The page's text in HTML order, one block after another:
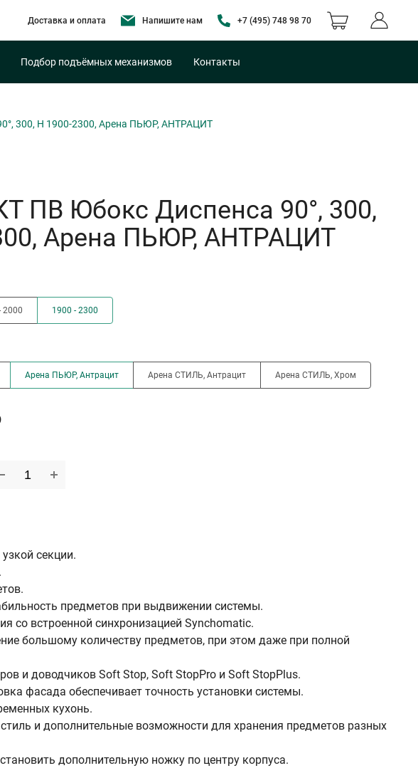
Доставка и оплата Напишите нам +7 (495) 748 98 70
Подбор подъёмных механизмов Контакты
300, H 1900-2300, Арена ПЬЮР, АНТРАЦИТ
ПВ Юбокс Диспенса 90°, 300,
Арена ПЬЮР, АНТРАЦИТ
2000 1900 - 2300
Арена ПЬЮР, Антрацит Арена СТИЛЬ, Антрацит Арена СТИЛЬ, Хром
секции.
предметов при выдвижении системы.
со встроенной синхронизацией Synchomatic.
большому количеству предметов, при этом даже при полной
и доводчиков Soft Stop, Soft StopPro и Soft StopPlus.
фасада обеспечивает точность установки системы.
кухонь.
и дополнительные возможности для хранения предметов разных
дополнительную ножку по центру корпуса.